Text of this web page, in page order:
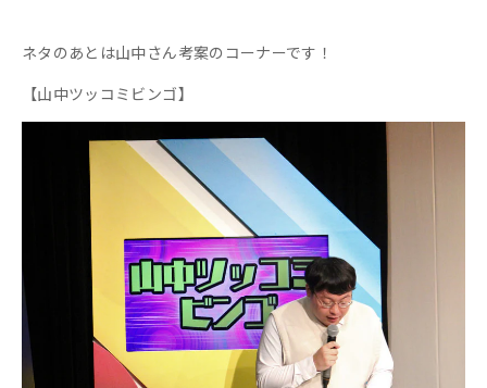
ネタのあとは山中さん考案のコーナーです！
【山中ツッコミビンゴ】